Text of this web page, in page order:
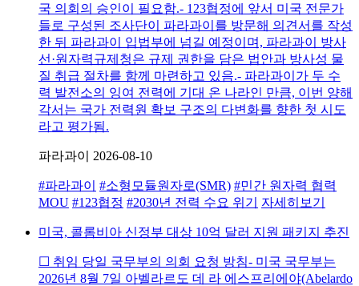
국 의회의 승인이 필요함.- 123협정에 앞서 미국 전문가
들로 구성된 조사단이 파라과이를 방문해 의견서를 작성
한 뒤 파라과이 입법부에 넘길 예정이며, 파라과이 방사
선·원자력규제청은 규제 권한을 담은 법안과 방사성 물
질 취급 절차를 함께 마련하고 있음.- 파라과이가 두 수
력 발전소의 잉여 전력에 기대 온 나라인 만큼, 이번 양해
각서는 국가 전력원 확보 구조의 다변화를 향한 첫 시도
라고 평가됨.
파라과이 2026-08-10
#파라과이 #소형모듈원자로(SMR) #민간 원자력 협력
MOU #123협정 #2030년 전력 수요 위기 자세히보기
미국, 콜롬비아 신정부 대상 10억 달러 지원 패키지 추진
☐ 취임 당일 국무부의 의회 요청 방침- 미국 국무부는
2026년 8월 7일 아벨라르도 데 라 에스프리에야(Abelardo